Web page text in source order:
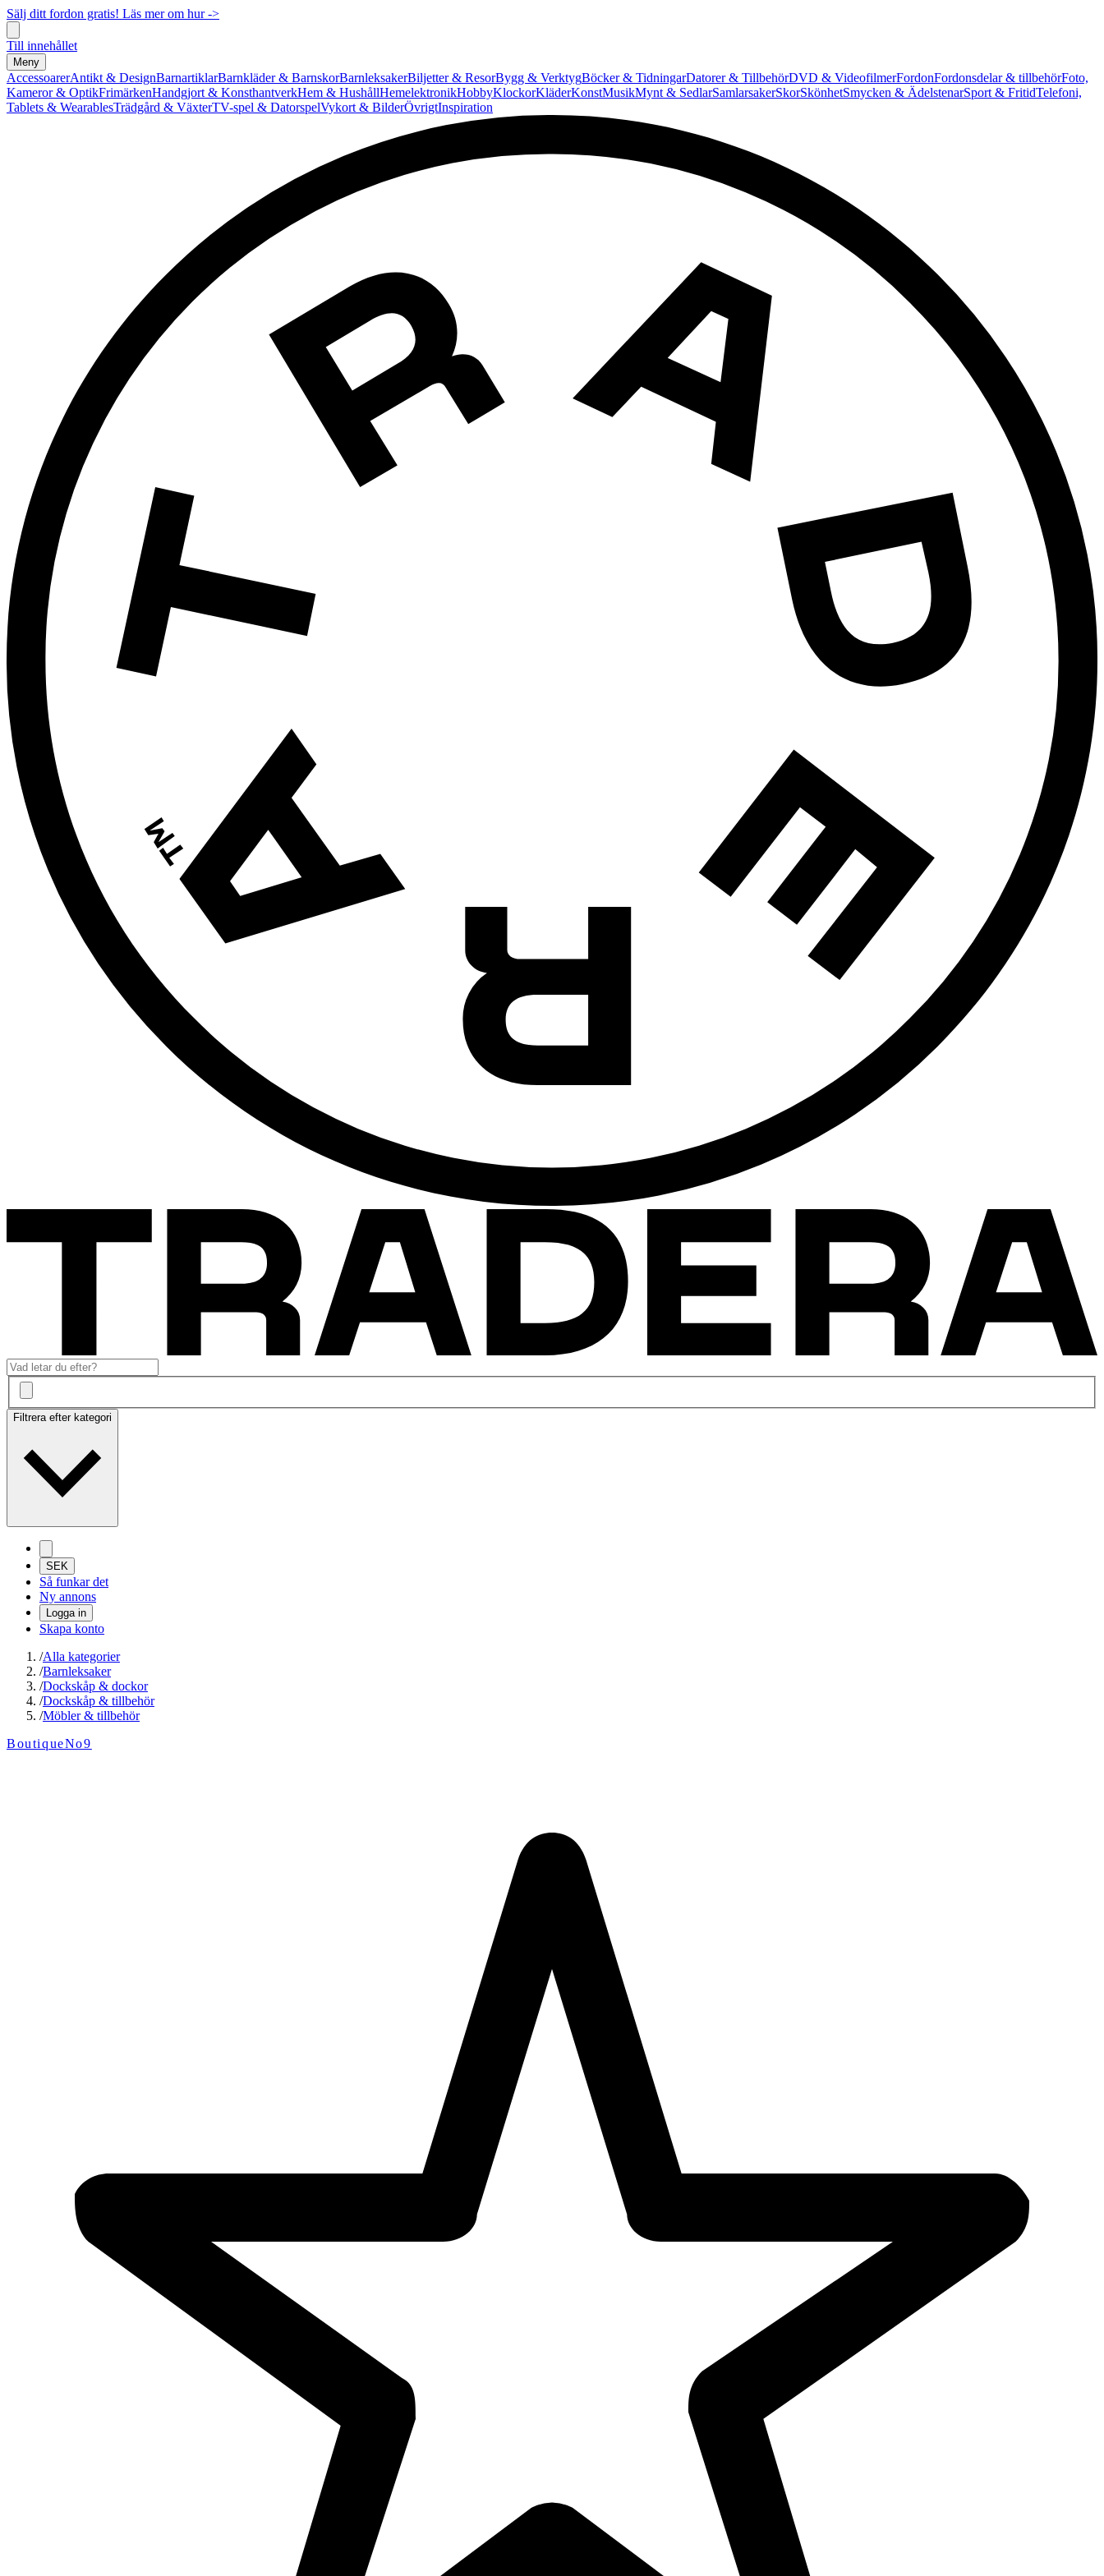
Sälj ditt fordon gratis! Läs mer om hur ->
Till innehållet
Meny
AccessoarerAntikt & DesignBarnartiklarBarnkläder & BarnskorBarnleksakerBiljetter & ResorBygg & VerktygBöcker & TidningarDatorer & TillbehörDVD & VideofilmerFordonFordonsdelar & tillbehörFoto,
Kameror & OptikFrimärkenHandgjort & KonsthantverkHem & HushållHemelektronikHobbyKlockorKläderKonstMusikMynt & SedlarSamlarsakerSkorSkönhetSmycken & ÄdelstenarSport & FritidTelefoni,
Tablets & WearablesTrädgård & VäxterTV-spel & DatorspelVykort & BilderÖvrigtInspiration
Filtrera efter kategori
SEK
Så funkar det
Ny annons
Logga in
Skapa konto
/Alla kategorier
/Barnleksaker
/Dockskåp & dockor
/Dockskåp & tillbehör
/Möbler & tillbehör
BoutiqueNo9